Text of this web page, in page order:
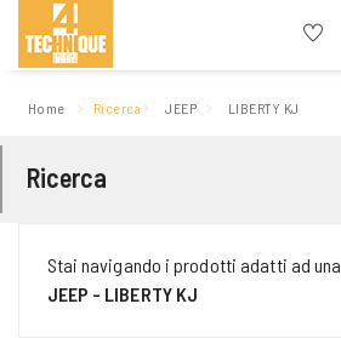
Home Ricerca JEEP LIBERTY KJ
Ricerca
Stai navigando i prodotti adatti ad una
JEEP - LIBERTY KJ